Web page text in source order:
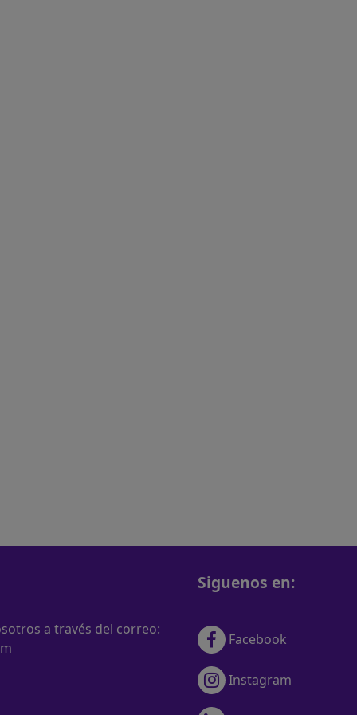
a través del correo:
Siguenos en:
Facebook
Instagram